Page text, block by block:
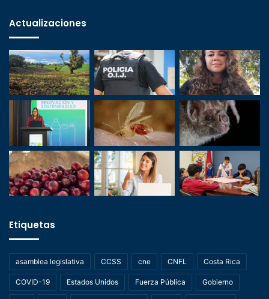
Actualizaciones
Etiquetas
asamblea legislativa CCSS cne CNFL Costa Rica
COVID-19 Estados Unidos Fuerza Pública Gobierno